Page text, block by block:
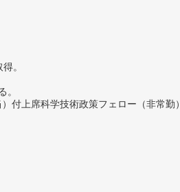
。
。
付上席科学技術政策フェロー（非常勤）